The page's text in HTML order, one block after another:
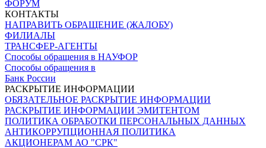
ФОРУМ
КОНТАКТЫ
НАПРАВИТЬ ОБРАЩЕНИЕ (ЖАЛОБУ)
ФИЛИАЛЫ
ТРАНСФЕР-АГЕНТЫ
Способы обращения в НАУФОР
Способы обращения в
Банк России
РАСКРЫТИЕ ИНФОРМАЦИИ
ОБЯЗАТЕЛЬНОЕ РАСКРЫТИЕ ИНФОРМАЦИИ
РАСКРЫТИЕ ИНФОРМАЦИИ ЭМИТЕНТОМ
ПОЛИТИКА ОБРАБОТКИ ПЕРСОНАЛЬНЫХ ДАННЫХ
АНТИКОРРУПЦИОННАЯ ПОЛИТИКА
АКЦИОНЕРАМ АО "СРК"